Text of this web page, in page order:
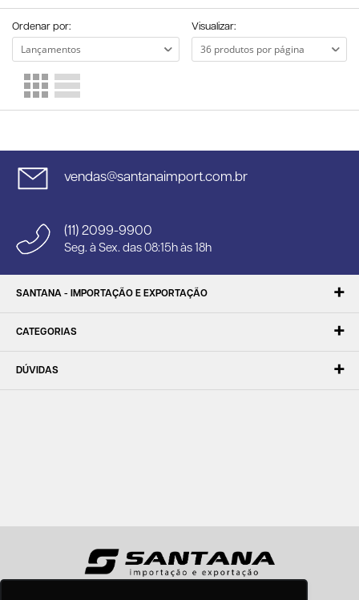
Ordenar por: Visualizar:
vendas@santanaimport.com.br
(11) 2099-9900
Seg. à Sex. das 08:15h às 18h
SANTANA - IMPORTAÇÃO E EXPORTAÇÃO
CATEGORIAS
DÚVIDAS